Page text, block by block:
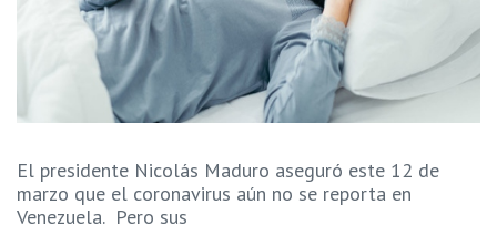
El presidente Nicolás Maduro aseguró este 12 de
marzo que el coronavirus aún no se reporta en
Venezuela. Pero sus